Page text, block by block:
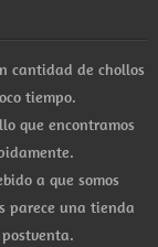
cantidad de chollos
tiempo.
que encontramos
a que somos
parece una tienda